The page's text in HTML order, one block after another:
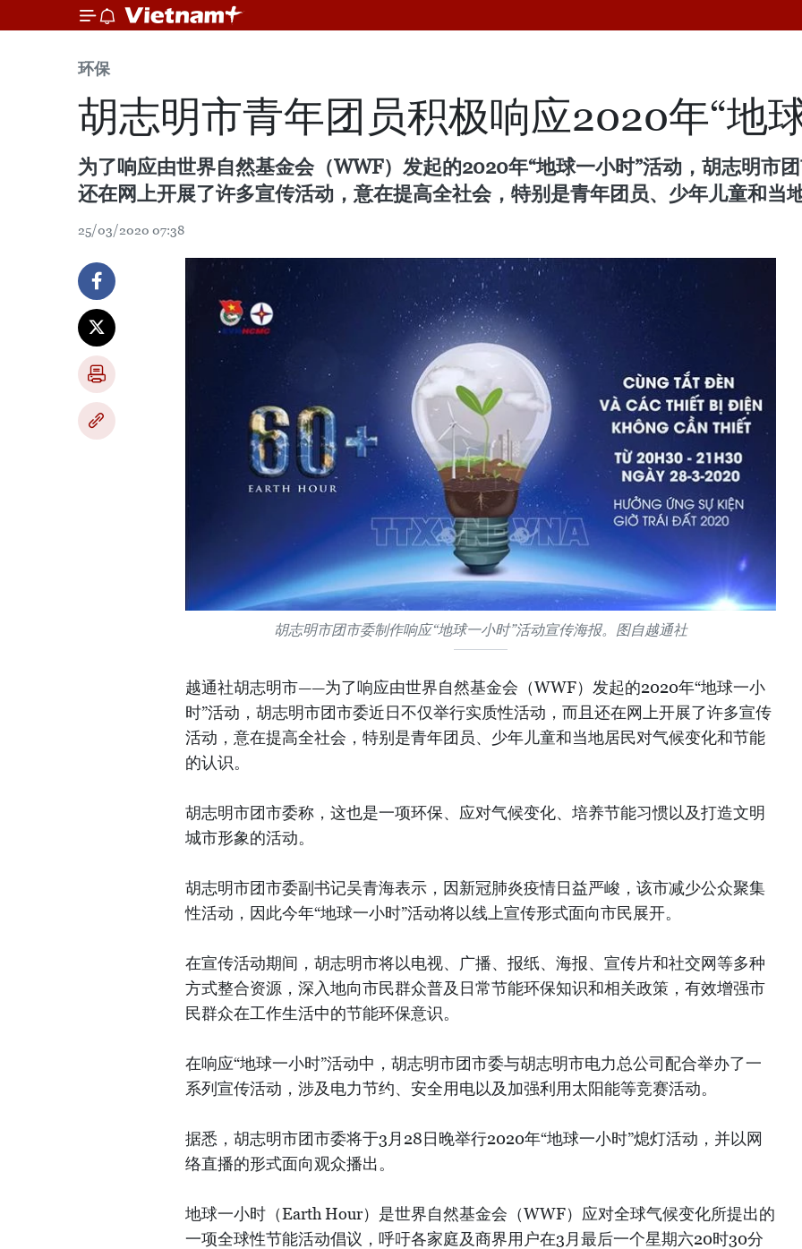
环保
胡志明市青年团员积极响应2020年“地
为了响应由世界自然基金会（WWF）发起的2020年“地球一小时”活动，胡志明市
还在网上开展了许多宣传活动，意在提高全社会，特别是青年团员、少年儿童和当
25/03/2020 07:38
胡志明市团市委制作响应“地球一小时”活动宣传海报。图自越通社
越通社胡志明市——为了响应由世界自然基金会（WWF）发起的2020年“地球一小
时”活动，胡志明市团市委近日不仅举行实质性活动，而且还在网上开展了许多宣传
活动，意在提高全社会，特别是青年团员、少年儿童和当地居民对气候变化和节能
的认识。
胡志明市团市委称，这也是一项环保、应对气候变化、培养节能习惯以及打造文明
城市形象的活动。
胡志明市团市委副书记吴青海表示，因新冠肺炎疫情日益严峻，该市减少公众聚集
性活动，因此今年“地球一小时”活动将以线上宣传形式面向市民展开。
在宣传活动期间，胡志明市将以电视、广播、报纸、海报、宣传片和社交网等多种
方式整合资源，深入地向市民群众普及日常节能环保知识和相关政策，有效增强市
民群众在工作生活中的节能环保意识。
在响应“地球一小时”活动中，胡志明市团市委与胡志明市电力总公司配合举办了一
系列宣传活动，涉及电力节约、安全用电以及加强利用太阳能等竞赛活动。
据悉，胡志明市团市委将于3月28日晚举行2020年“地球一小时”熄灯活动，并以网
络直播的形式面向观众播出。
地球一小时（Earth Hour）是世界自然基金会（WWF）应对全球气候变化所提出的
一项全球性节能活动倡议，呼吁各家庭及商界用户在3月最后一个星期六20时30分